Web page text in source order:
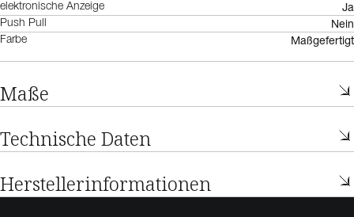
elektronische Anzeige Ja
Push Pull Nein
Farbe Maßgefertigt
Maße
Technische Daten
Herstellerinformationen